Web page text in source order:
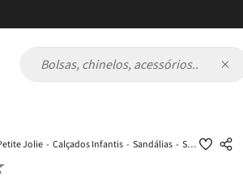
Bolsas, chinelos, acessórios...
Jolie Calçados Infantis Sandálias Sandália Petite Jolie Noah In Glitter Uva PJ7618IN